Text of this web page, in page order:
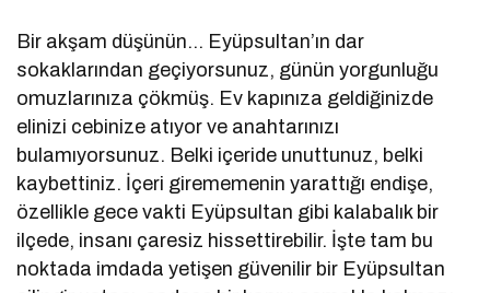
Bir akşam düşünün… Eyüpsultan’ın dar
sokaklarından geçiyorsunuz, günün yorgunluğu
omuzlarınıza çökmüş. Ev kapınıza geldiğinizde
elinizi cebinize atıyor ve anahtarınızı
bulamıyorsunuz. Belki içeride unuttunuz, belki
kaybettiniz. İçeri girememenin yarattığı endişe,
özellikle gece vakti Eyüpsultan gibi kalabalık bir
ilçede, insanı çaresiz hissettirebilir. İşte tam bu
noktada imdada yetişen güvenilir bir Eyüpsultan